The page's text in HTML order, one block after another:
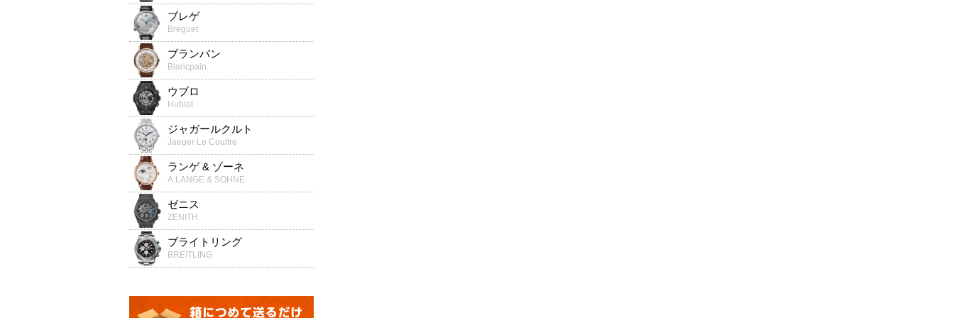
ブレゲ
Breguet
ブランパン
Blancpain
ウブロ
Hublot
ジャガールクルト
Jaeger Le Coultre
ランゲ & ゾーネ
A.LANGE & SOHNE
ゼニス
ZENITH
ブライトリング
BREITLING